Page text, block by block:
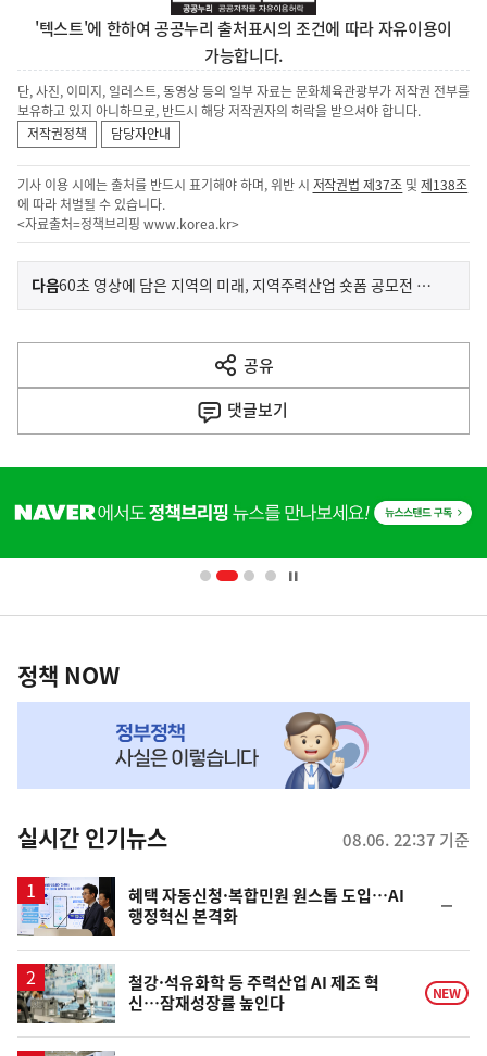
'텍스트'에 한하여 공공누리 출처표시의 조건에 따라 자유이용이
가능합니다.
단, 사진, 이미지, 일러스트, 동영상 등의 일부 자료는 문화체육관광부가 저작권 전부를
보유하고 있지 아니하므로, 반드시 해당 저작권자의 허락을 받으셔야 합니다.
저작권정책
담당자안내
기사 이용 시에는 출처를 반드시 표기해야 하며, 위반 시 저작권법 제37조 및제138조
에 따라 처벌될 수 있습니다.
<자료출처=정책브리핑 www.korea.kr>
이
전
다
음
다음기
60초 영상에 담은 지역의 미래, 지역주력산업 숏폼 공모전 수상작 30점 발표
공유
열
기
댓글보기
단
영
책
NOW,
뉴
스
정책 NOW
실시간 인기뉴스 08.06. 22:37 기준
혜택 자동신청·복합민원 원스톱 도입…AI
행정혁신 본격화
일
철강·석유화학 등 주력산업 AI 제조 혁
신…잠재성장률 높인다
NEW